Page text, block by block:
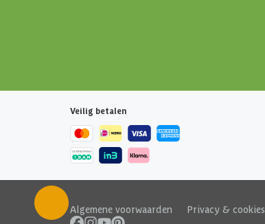
Veilig betalen
Algemene voorwaarden Privacy & cookies